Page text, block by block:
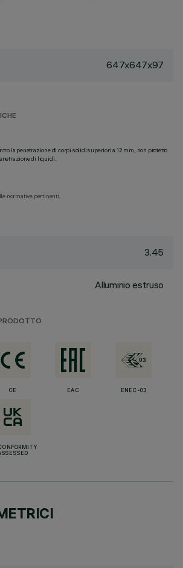
647x647x97
la penetrazione di corpi solidi superiori a 12 mm, non protetto
di liquidi.
normative pertinenti.
3.45
Alluminio estruso
CE EAC ENEC-03